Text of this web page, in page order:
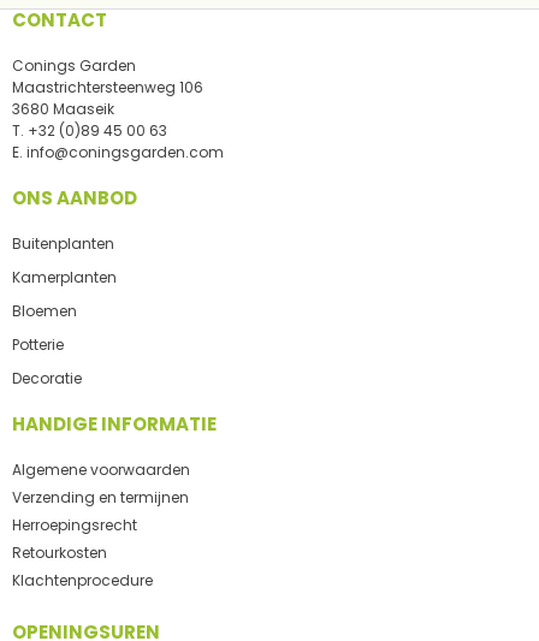
CONTACT
Conings Garden
Maastrichtersteenweg 106
3680 Maaseik
T. +32 (0)89 45 00 63
E. info@coningsgarden.com
ONS AANBOD
Buitenplanten
Kamerplanten
Bloemen
Potterie
Decoratie
HANDIGE INFORMATIE
Algemene voorwaarden
Verzending en termijnen
Herroepingsrecht
Retourkosten
Klachtenprocedure
OPENINGSUREN